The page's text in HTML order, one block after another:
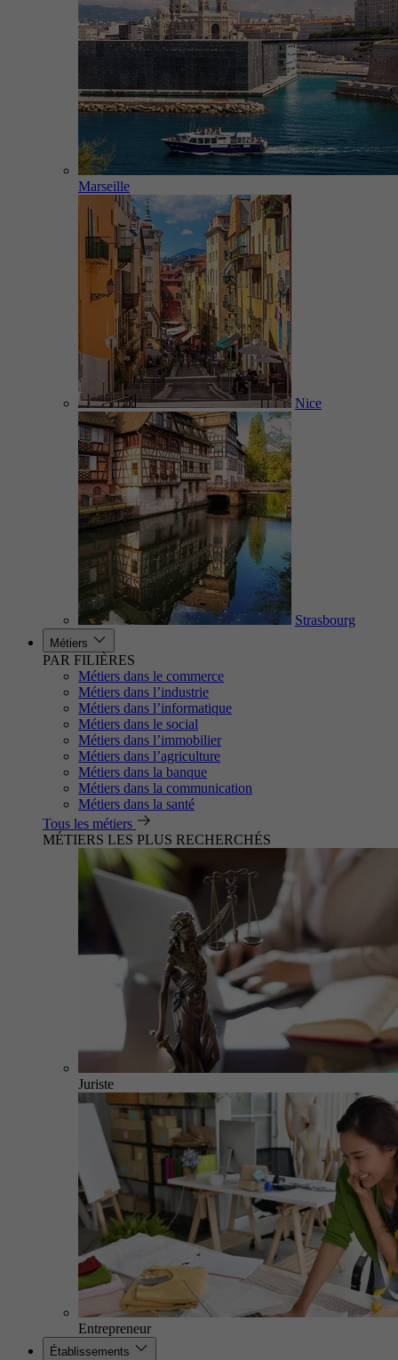
Marseille
Nice
Strasbourg
Métiers
PAR FILIÈRES
Métiers dans le commerce
Métiers dans l’industrie
Métiers dans l’informatique
Métiers dans le social
Métiers dans l’immobilier
Métiers dans l’agriculture
Métiers dans la banque
Métiers dans la communication
Métiers dans la santé
Tous les métiers
MÉTIERS LES PLUS RECHERCHÉS
Juriste
Entrepreneur
Établissements